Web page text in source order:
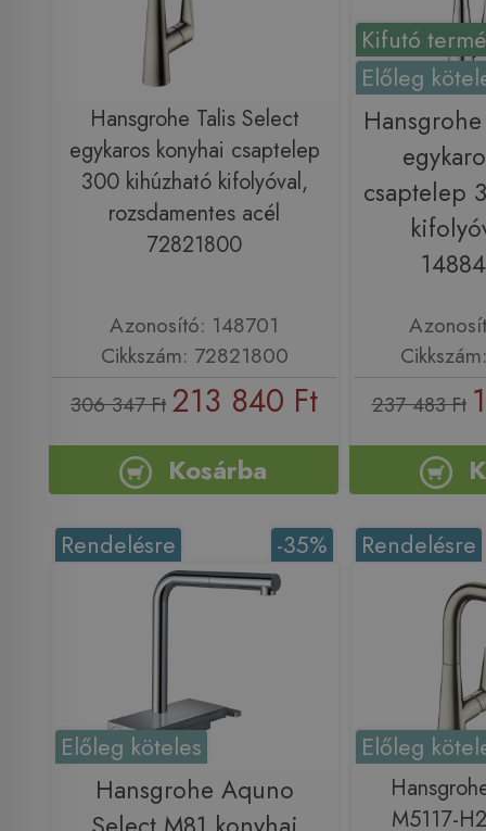
Hansgrohe Talis Select
egykaros konyhai csaptelep
300 kihúzható kifolyóval,
rozsdamentes acél
72821800
Azonosító: 148701
Cikkszám: 72821800
306 347 Ft 213 840 Ft
Kosárba
Kifutó
Előleg
csaptelep
237 483 Ft
-35%
Rendelésre
Előleg köteles
Hansgrohe Aquno
Rendelésre
Előleg
M5117-